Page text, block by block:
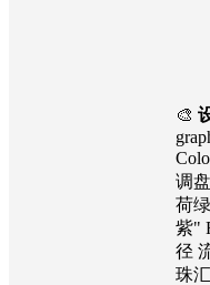
🎨
调
荷
紫"
径
珠